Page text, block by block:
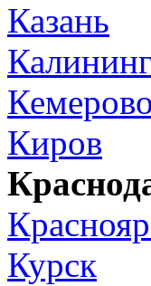
Казань
Кемерово
Киров
Курск